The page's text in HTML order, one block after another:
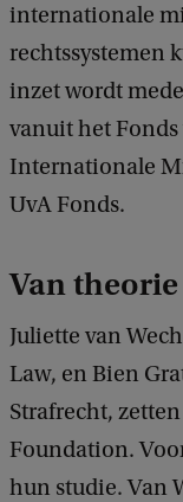
internationale
rechtssystemen
inzet wordt
vanuit het
Internationale
UvA Fonds.
Van
Juliette van
Law, en Bien
Strafrecht,
Foundation.
hun studie. Van